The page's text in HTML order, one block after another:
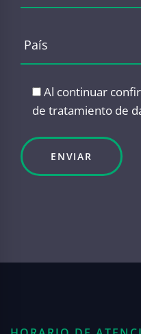
Al continuar
de tratamiento de